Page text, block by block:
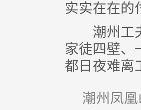
实实在在的
潮州工夫
家徒四壁、
都日夜难离
潮州凤